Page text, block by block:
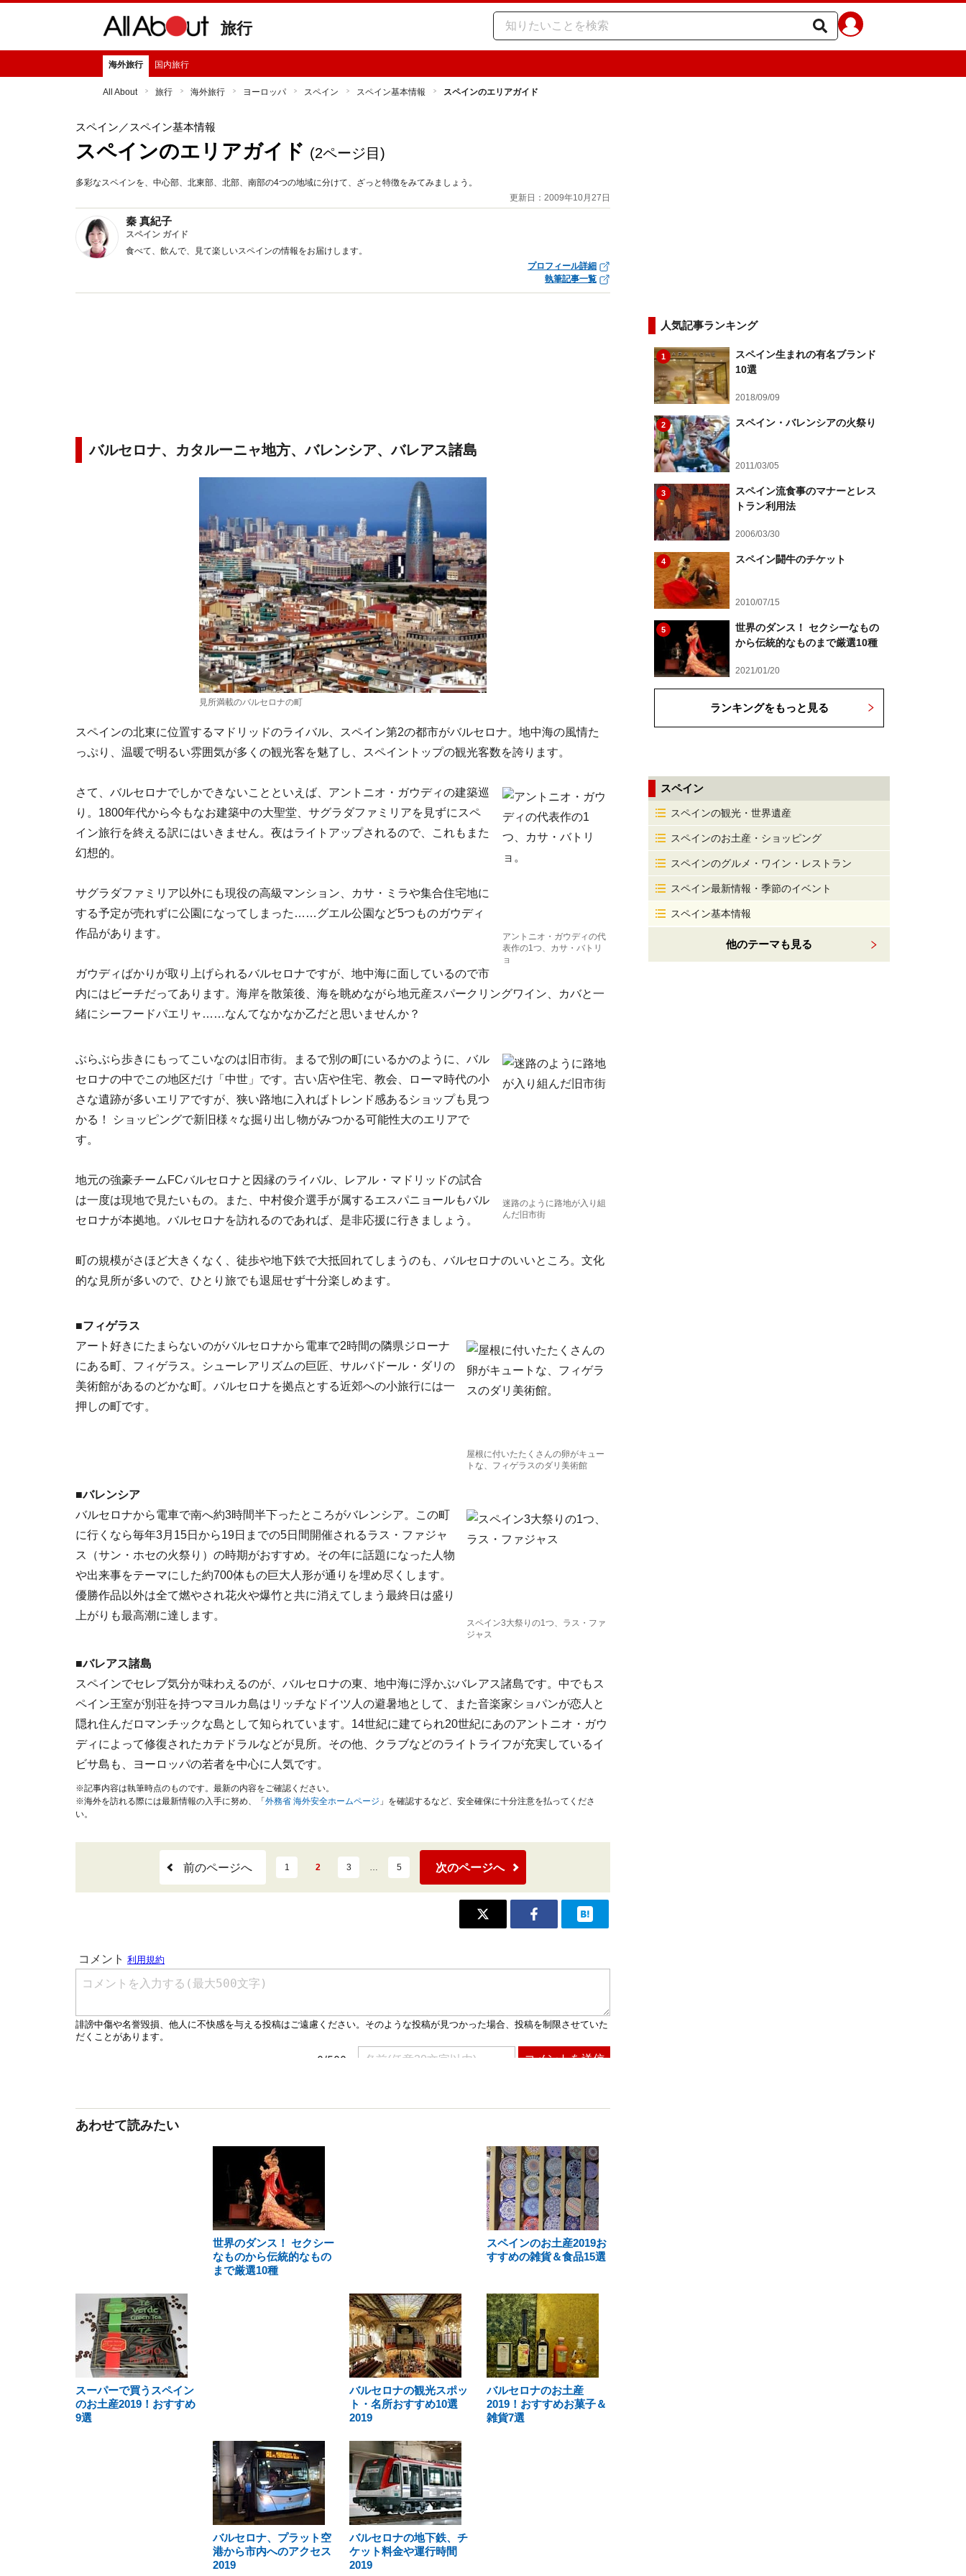
旅行
海外旅行 国内旅行
All About 旅行 海外旅行 ヨーロッパ スペイン スペイン基本情報 スペインのエリアガイド
スペイン ／スペイン基本情報
スペインのエリアガイド (2ページ目)
多彩なスペインを、中心部、北東部、北部、南部の4つの地域に分けて、ざっと特徴をみてみましょう。
更新日：2009年10月27日
秦 真紀子
スペイン ガイド
食べて、飲んで、見て楽しいスペインの情報をお届けします。
プロフィール詳細
執筆記事一覧
バルセロナ、カタルーニャ地方、バレンシア、バレアス諸島
見所満載のバルセロナの町
スペインの北東に位置するマドリッドのライバル、スペイン第2の都市がバルセロナ。地中海の風情た
っぷり、温暖で明るい雰囲気が多くの観光客を魅了し、スペイントップの観光客数を誇ります。
アントニオ・ガウディの代
表作の1つ、カサ・バトリ
ョ
さて、バルセロナでしかできないことといえば、アントニオ・ガウディの建築巡
り。1800年代から今もなお建築中の大聖堂、サグラダファミリアを見ずにスペ
イン旅行を終える訳にはいきません。夜はライトアップされるので、これもまた
幻想的。
サグラダファミリア以外にも現役の高級マンション、カサ・ミラや集合住宅地に
する予定が売れずに公園になってしまった……グエル公園など5つものガウディ
作品があります。
ガウディばかりが取り上げられるバルセロナですが、地中海に面しているので市
内にはビーチだってあります。海岸を散策後、海を眺めながら地元産スパークリングワイン、カバと一
緒にシーフードパエリャ……なんてなかなか乙だと思いませんか？
迷路のように路地が入り組
んだ旧市街
ぶらぶら歩きにもってこいなのは旧市街。まるで別の町にいるかのように、バル
セロナの中でこの地区だけ「中世」です。古い店や住宅、教会、ローマ時代の小
さな遺跡が多いエリアですが、狭い路地に入ればトレンド感あるショップも見つ
かる！ ショッピングで新旧様々な掘り出し物がみつかる可能性大のエリアで
す。
地元の強豪チームFCバルセロナと因縁のライバル、レアル・マドリッドの試合
は一度は現地で見たいもの。また、中村俊介選手が属するエスパニョールもバル
セロナが本拠地。バルセロナを訪れるのであれば、是非応援に行きましょう。
町の規模がさほど大きくなく、徒歩や地下鉄で大抵回れてしまうのも、バルセロナのいいところ。文化
的な見所が多いので、ひとり旅でも退屈せず十分楽しめます。
■フィゲラス
屋根に付いたたくさんの卵がキュー
トな、フィゲラスのダリ美術館
アート好きにたまらないのがバルセロナから電車で2時間の隣県ジローナ
にある町、フィゲラス。シューレアリズムの巨匠、サルバドール・ダリの
美術館があるのどかな町。バルセロナを拠点とする近郊への小旅行には一
押しの町です。
■バレンシア
スペイン3大祭りの1つ、ラス・ファ
ジャス
バルセロナから電車で南へ約3時間半下ったところがバレンシア。この町
に行くなら毎年3月15日から19日までの5日間開催されるラス・ファジャ
ス（サン・ホセの火祭り）の時期がおすすめ。その年に話題になった人物
や出来事をテーマにした約700体もの巨大人形が通りを埋め尽くします。
優勝作品以外は全て燃やされ花火や爆竹と共に消えてしまう最終日は盛り
上がりも最高潮に達します。
■バレアス諸島
スペインでセレブ気分が味わえるのが、バルセロナの東、地中海に浮かぶバレアス諸島です。中でもス
ペイン王室が別荘を持つマヨルカ島はリッチなドイツ人の避暑地として、また音楽家ショパンが恋人と
隠れ住んだロマンチックな島として知られています。14世紀に建てられ20世紀にあのアントニオ・ガウ
ディによって修復されたカテドラルなどが見所。その他、クラブなどのライトライフが充実しているイ
ビサ島も、ヨーロッパの若者を中心に人気です。
※記事内容は執筆時点のものです。最新の内容をご確認ください。
※海外を訪れる際には最新情報の入手に努め、「 外務省 海外安全ホームページ 」を確認するなど、安全確保に十分注意を払ってくださ
い。
前のページへ 1 2 3 … 5 次のページへ
あわせて読みたい
世界のダンス！ セクシー
なものから伝統的なもの
まで厳選10種
スペインのお土産2019お
すすめの雑貨＆食品15選
スーパーで買うスペイン
のお土産2019！おすすめ
9選
バルセロナの観光スポッ
ト・名所おすすめ10選
2019
バルセロナのお土産
2019！おすすめお菓子＆
雑貨7選
バルセロナ、プラット空
港から市内へのアクセス
2019
バルセロナの地下鉄、チ
ケット料金や運行時間
2019
人気記事ランキング
1
スペイン生まれの有名ブランド
10選
2018/09/09
2 スペイン・バレンシアの火祭り
2011/03/05
3
スペイン流食事のマナーとレス
トラン利用法
2006/03/30
4 スペイン闘牛のチケット
2010/07/15
5
世界のダンス！ セクシーなもの
から伝統的なものまで厳選10種
2021/01/20
ランキングをもっと見る
スペイン
スペインの観光・世界遺産
スペインのお土産・ショッピング
スペインのグルメ・ワイン・レストラン
スペイン最新情報・季節のイベント
スペイン基本情報
他のテーマも見る